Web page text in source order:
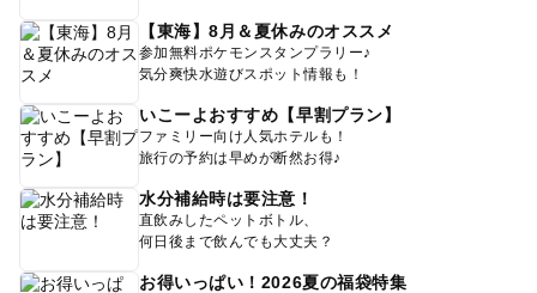
【東海】8月＆夏休みのオススメ
参加無料ポケモンスタンプラリー♪
気分爽快水遊びスポット情報も！
いこーよおすすめ【早割プラン】
ファミリー向け人気ホテルも！
旅行の予約は早めが断然お得♪
水分補給時は要注意！
直飲みしたペットボトル、
何日後まで飲んでも大丈夫？
お得いっぱい！2026夏の福袋特集